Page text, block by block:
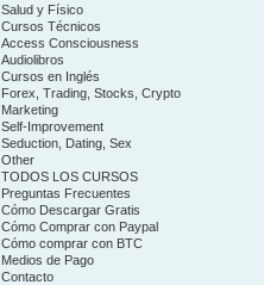
Salud y Físico
Cursos Técnicos
Access Consciousness
Audiolibros
Cursos en Inglés
Forex, Trading, Stocks, Crypto
Marketing
Self-Improvement
Seduction, Dating, Sex
Other
TODOS LOS CURSOS
Preguntas Frecuentes
Cómo Descargar Gratis
Cómo Comprar con Paypal
Cómo comprar con BTC
Medios de Pago
Contacto